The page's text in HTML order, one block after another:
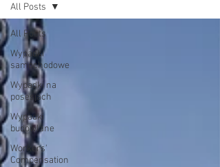
All Posts
Wypadki
samochodowe
Wypadki na
posesjach
Wypadki
budowlane
Workers'
Compensation
All Posts